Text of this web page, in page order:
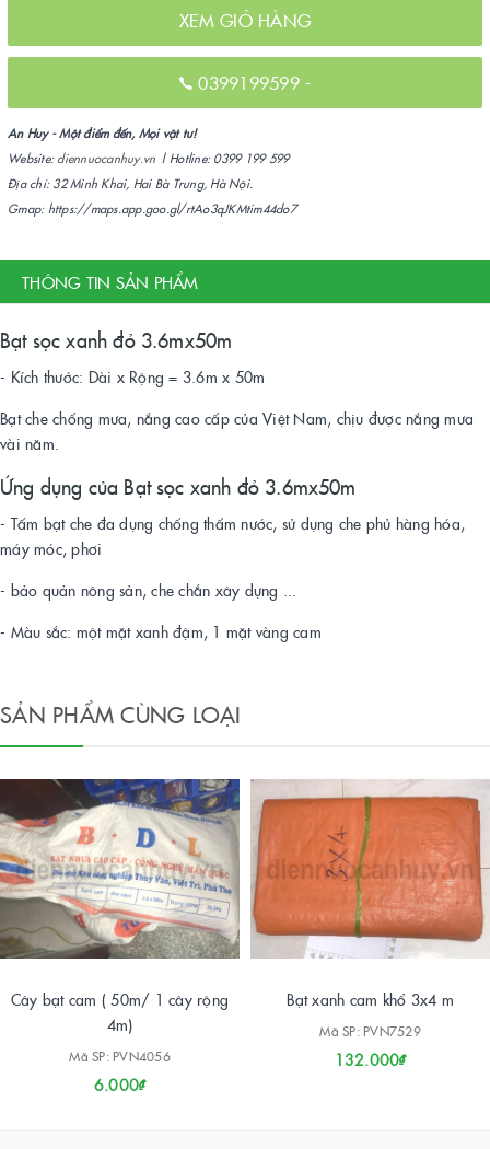
XEM GIỎ HÀNG
0399199599 -
An Huy - Một điểm đến, Mọi vật tư!
Website: diennuocanhuy.vn | Hotline: 0399 199 599
Địa chỉ: 32 Minh Khai, Hai Bà Trưng, Hà Nội.
Gmap: https://maps.app.goo.gl/rtAo3qJKMtim44do7
THÔNG TIN SẢN PHẨM
Bạt sọc xanh đỏ 3.6mx50m
- Kích thước: Dài x Rộng = 3.6m x 50m
Bạt che chống mưa, nắng cao cấp của Việt Nam, chịu được nắng mưa
vài năm.
Ứng dụng của Bạt sọc xanh đỏ 3.6mx50m
- Tấm bạt che đa dụng chống thấm nước, sử dụng che phủ hàng hóa,
máy móc, phơi
- bảo quản nông sản, che chắn xây dựng ...
- Màu sắc: một mặt xanh đậm, 1 mặt vàng cam
SẢN PHẨM CÙNG LOẠI
Cây bạt cam ( 50m/ 1 cây rộng
4m)
Mã SP: PVN4056
6.000₫
Bạt xanh cam khổ 3x4 m
Mã SP: PVN7529
132.000₫